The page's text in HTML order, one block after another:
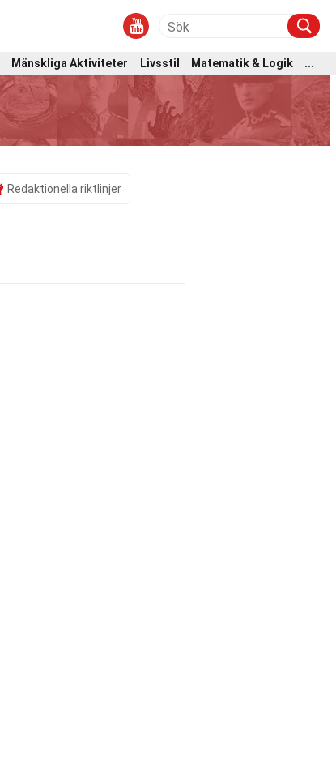
Mänskliga Aktiviteter Livsstil Matematik & Logik
...
Redaktionella riktlinjer